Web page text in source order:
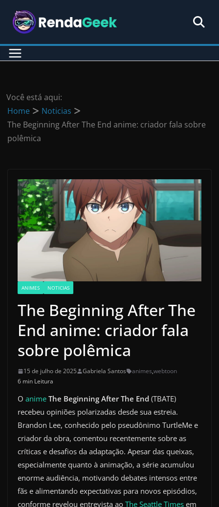
para
conteúdo
Você está aqui:
Home
Noticias
The Beginning After The End anime: criador fala sobre
polêmica
ANIMES NOTICIAS
The Beginning After The
End anime: criador fala
sobre polêmica
15 de julho de 2025 Gabriela Santos animes,webtoon
6 min Leitura
O anime The Beginning After The End (TBATE)
recebeu opiniões polarizadas desde sua estreia.
Brandon Lee, conhecido pelo pseudônimo TurtleMe e
criador da obra, comentou recentemente sobre as
críticas e desafios da adaptação. Apesar das queixas,
especialmente quanto à animação, a série acumulou
enorme audiência, motivando debates intensos entre
fãs e alimentando expectativas para novos episódios,
conforme revelou entrevista ao The Seattle Times em